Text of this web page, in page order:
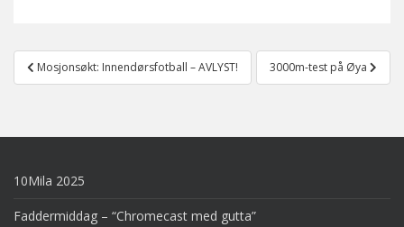
Post
navigation
Mosjonsøkt: Innendørsfotball – AVLYST! 3000m-test på Øya
10Mila 2025
Faddermiddag – “Chromecast med gutta”